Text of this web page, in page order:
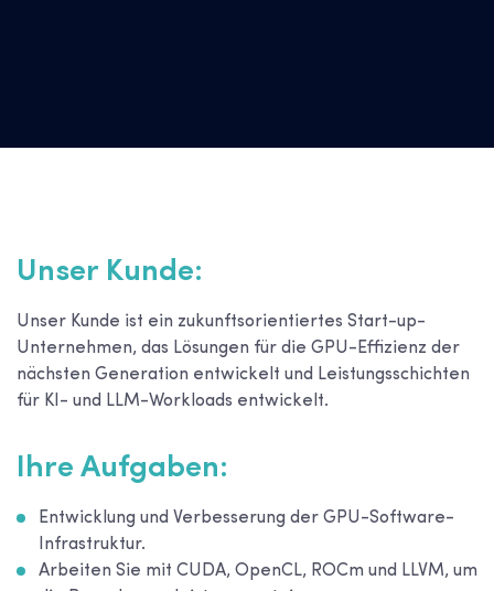
Unser Kunde:
Unser Kunde ist ein zukunftsorientiertes Start-up-
Unternehmen, das Lösungen für die GPU-Effizienz der
nächsten Generation entwickelt und Leistungsschichten
für KI- und LLM-Workloads entwickelt.
Ihre Aufgaben:
Entwicklung und Verbesserung der GPU-Software-
Infrastruktur.
Arbeiten Sie mit CUDA, OpenCL, ROCm und LLVM, um